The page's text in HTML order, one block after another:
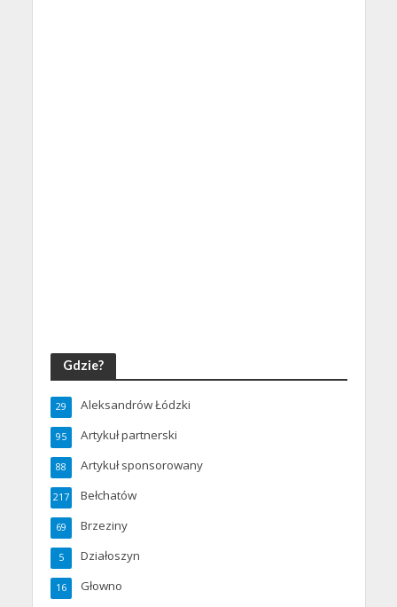
Gdzie?
Aleksandrów Łódzki
29
Artykuł partnerski
95
Artykuł sponsorowany
88
Bełchatów
217
Brzeziny
69
Działoszyn
5
Głowno
16